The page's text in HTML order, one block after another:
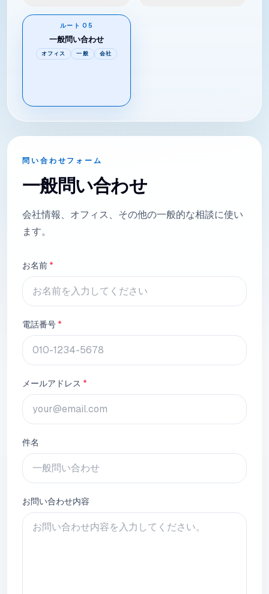
一般問い合わせ
オフィス 一般 会社
製品や提携に当てはまらない内容を一般問
一般問い合わせ
会社情報、オフィス、その他の一般的な相談に使い